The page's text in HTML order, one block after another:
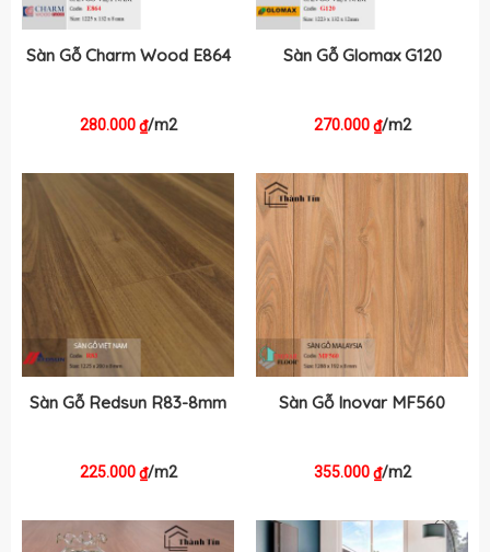
Sàn Gỗ Charm Wood E864
280.000₫/m2
Sàn Gỗ Glomax G120
270.000₫/m2
Sàn Gỗ Redsun R83-8mm
225.000₫/m2
Sàn Gỗ Inovar MF560
355.000₫/m2